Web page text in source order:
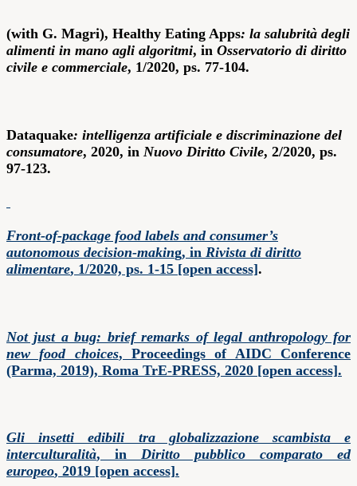
(with G. Magri), Healthy Eating Apps: la salubrità degli
alimenti in mano agli algoritmi, in Osservatorio di diritto
civile e commerciale, 1/2020, ps. 77-104.
Dataquake: intelligenza artificiale e discriminazione del
consumatore, 2020, in Nuovo Diritto Civile, 2/2020, ps.
97-123.
Front-of-package food labels and consumer’s
autonomous decision-making, in Rivista di diritto
alimentare, 1/2020, ps. 1-15 [open access].
Not just a bug: brief remarks of legal anthropology for
new food choices, Proceedings of AIDC Conference
(Parma, 2019), Roma TrE-PRESS, 2020 [open access].
Gli insetti edibili tra globalizzazione scambista e
interculturalità, in Diritto pubblico comparato ed
europeo, 2019 [open access].